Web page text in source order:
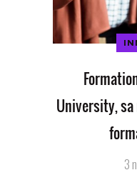
University,
3